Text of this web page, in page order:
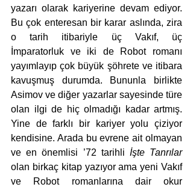
yazarı olarak kariyerine devam ediyor.
Bu çok enteresan bir karar aslında, zira
o tarih itibariyle üç Vakıf, üç
İmparatorluk ve iki de Robot romanı
yayımlayıp çok büyük şöhrete ve itibara
kavuşmuş durumda. Bununla birlikte
Asimov ve diğer yazarlar sayesinde türe
olan ilgi de hiç olmadığı kadar artmış.
Yine de farklı bir kariyer yolu çiziyor
kendisine. Arada bu evrene ait olmayan
ve en önemlisi ’72 tarihli İşte Tanrılar
olan birkaç kitap yazıyor ama yeni Vakıf
ve Robot romanlarına dair okur